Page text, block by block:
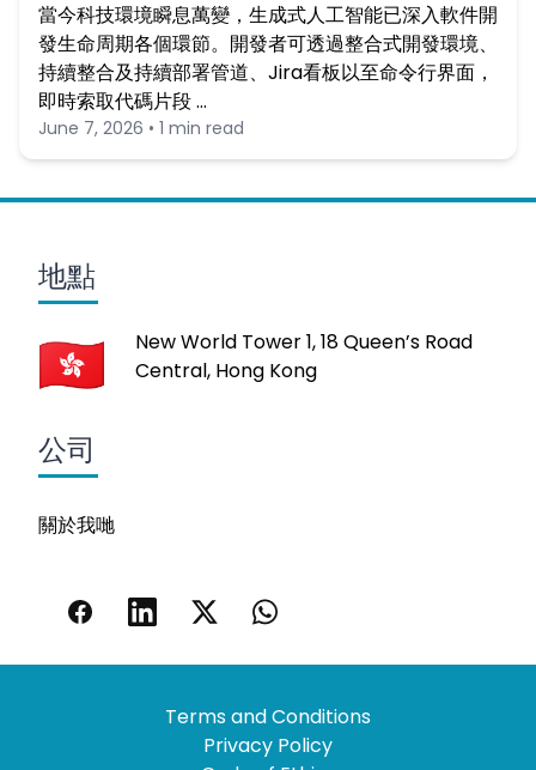
當今科技環境瞬息萬變，生成式人工智能已深入軟件開
發生命周期各個環節。開發者可透過整合式開發環境、
持續整合及持續部署管道、Jira看板以至命令行界面，
即時索取代碼片段 …
June 7, 2026 • 1 min read
地點
New World Tower 1, 18 Queen’s Road
Central, Hong Kong
公司
關於我哋
Terms and Conditions
Privacy Policy